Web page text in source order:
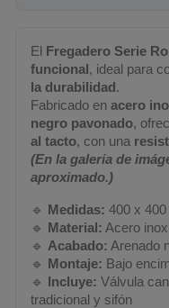
El Fregadero Serie
funcional, ideal para
la durabilidad.
Fabricado enacero
negro pavonado,
al tacto, con una
(En la galería de
aproximado.)
🔹 Medidas: 400 x
🔹 Material: Acero
🔹 Acabado: Arenado
🔹 Montaje: Bajo
🔹 Incluye: Válvula
tradicional y sifón